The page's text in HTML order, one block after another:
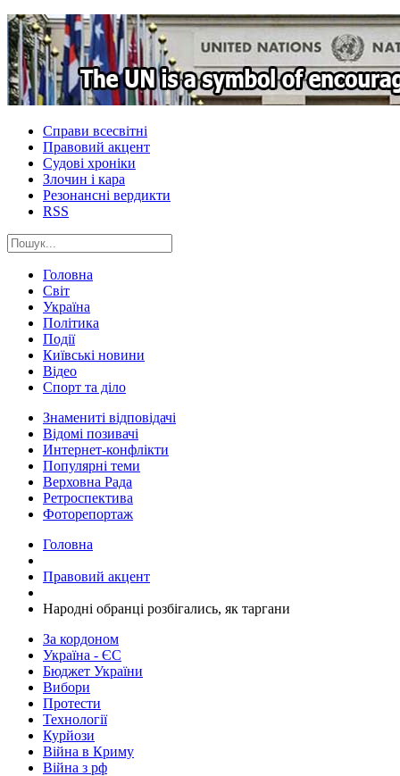
Справи всесвітні
Правовий акцент
Судові хроніки
Злочин і кара
Резонансні вердикти
RSS
Головна
Світ
Україна
Політика
Події
Київські новини
Відео
Спорт та діло
Знамениті відповідачі
Відомі позивачі
Интернет-конфлікти
Популярні теми
Верховна Рада
Ретроспектива
Фоторепортаж
Головна
Правовий акцент
Народні обранці розбігались, як таргани
За кордоном
Україна - ЄС
Бюджет України
Вибори
Протести
Технології
Курйози
Війна в Криму
Війна з рф